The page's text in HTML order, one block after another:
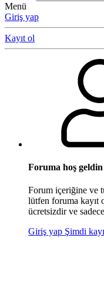
Menü
Giriş yap
Kayıt ol
Foruma hoş
Forum içeriğine ve
lütfen foruma kayıt
ücretsizdir ve
Giriş yap Şimdi